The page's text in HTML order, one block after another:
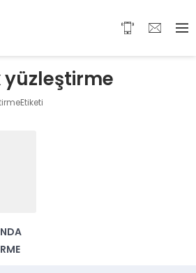
yüzleştirme